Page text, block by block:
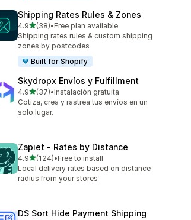
Shipping Rates Rules & Zones
4.9별 5개 중
(38)
총 리뷰 38개
•Free plan available
Shipping rates rules & custom shipping
zones by postcodes
Built for Shopify
Skydropx Envíos y Fulfillment
4.9별 5개 중
(37)
총 리뷰 37개
•Instalación gratuita
Cotiza, crea y rastrea tus envíos en un
solo lugar.
Zapiet ‑ Rates by Distance
4.9별 5개 중
(124)
총 리뷰 124개
•Free to install
Local delivery rates based on distance
radius from your stores
DS Sort Hide Payment Shipping